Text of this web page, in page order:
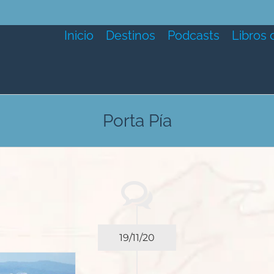
Inicio Destinos Podcasts Libros
Porta Pía
19/11/20